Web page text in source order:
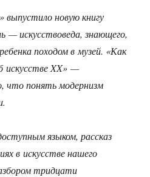
выпустило новую книгу
— искусствоведа, знающего,
походом в музей. «Как
искусстве XX» —
что понять модернизм
языком, рассказ
в искусстве нашего
тридцати